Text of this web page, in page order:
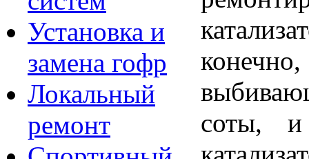
Установка и
замена гофр
Локальный
ремонт
соты, и